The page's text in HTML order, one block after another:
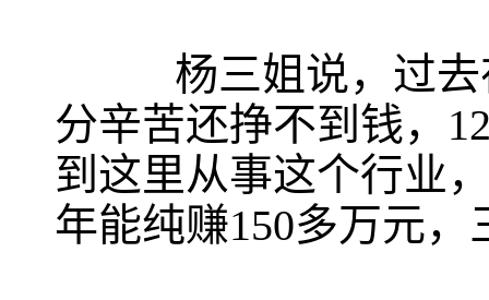
杨三姐说，过去在
分辛苦还挣不到钱，
到这里从事这个行业
年能纯赚150多万元